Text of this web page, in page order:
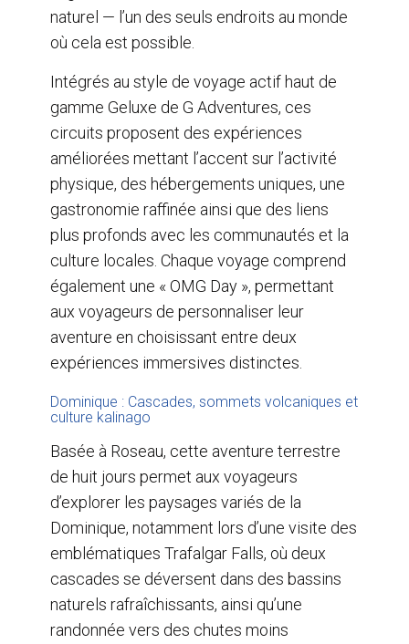
naturel — l’un des seuls endroits au monde
où cela est possible.
Intégrés au style de voyage actif haut de
gamme Geluxe de G Adventures, ces
circuits proposent des expériences
améliorées mettant l’accent sur l’activité
physique, des hébergements uniques, une
gastronomie raffinée ainsi que des liens
plus profonds avec les communautés et la
culture locales. Chaque voyage comprend
également une « OMG Day », permettant
aux voyageurs de personnaliser leur
aventure en choisissant entre deux
expériences immersives distinctes.
Dominique : Cascades, sommets volcaniques et
culture kalinago
Basée à Roseau, cette aventure terrestre
de huit jours permet aux voyageurs
d’explorer les paysages variés de la
Dominique, notamment lors d’une visite des
emblématiques Trafalgar Falls, où deux
cascades se déversent dans des bassins
naturels rafraîchissants, ainsi qu’une
randonnée vers des chutes moins